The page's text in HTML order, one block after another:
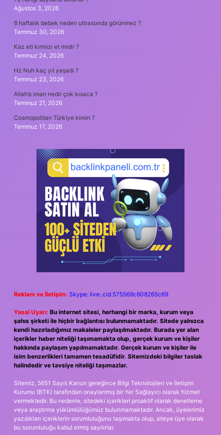
Ağustos 3, 2026
6 haftalık bebek neden ultrasonda görünmez ?
Temmuz 30, 2026
Kaz eti kırmızı et midir ?
Temmuz 24, 2026
Hz Nuh kaç yıl yaşadı ?
Temmuz 23, 2026
Allah’a iman nedir çok kısaca ?
Temmuz 21, 2026
Cosmopolitan Türkiye kimin ?
Temmuz 17, 2026
Reklam ve İletişim: Skype: live:.cid.575569c608265c69
Yasal Uyarı: Bu internet sitesi, herhangi bir marka, kurum veya
şahıs şirketi ile hiçbir bağlantısı bulunmamaktadır. Sitede yalnızca
kendi hazırladığımız makaleler paylaşılmaktadır. Burada yer alan
içerikler haber niteliği taşımamakta olup, gerçek kurum ve kişiler
hakkında paylaşım yapılmamaktadır. Gerçek kurum ve kişiler ile
isim benzerlikleri tamamen tesadüfidir. Sitemizdeki bilgiler taslak
halindedir ve tavsiye niteliği taşımazlar.
Sitemiz, 5651 Sayılı Kanun gereğince Bilgi Teknolojileri ve İletişim
Kurumu (BTK) tarafından onaylanmış bir Yer Sağlayıcı olarak hizmet
vermektedir. Bu nedenle, sitedeki içerikleri proaktif olarak denetleme
veya araştırma yükümlülüğümüz bulunmamaktadır. Ancak, üyelerimiz
yazdıkları içeriklerin sorumluluğunu taşımakta olup, siteye üye olarak
bu sorumluluğu kabul etmiş sayılırlar.